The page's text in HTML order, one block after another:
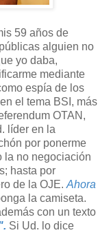
59 años de
alguien no
yo daba,
mediante
espía de los
el tema BSI, más
OTAN,
líder en la
por ponerme
la no negociación
hasta por
de la OJE. Ahora
la camiseta.
con un texto
Si Ud. lo dice